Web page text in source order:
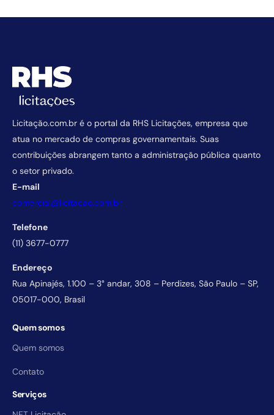
Licitação.com.br é o portal da RHS Licitações, empresa que
atua no mercado de compras governamentais. Suas
contribuições abrangem tanto a administração pública quanto
o setor privado.
E-mail
comercial@licitacao.com.br
Telefone
(11) 3677-0777
Endereço
Rua Apinajés, 1.100 – 3° andar, 308 – Perdizes, São Paulo – SP,
05017-000, Brasil
Quem somos
Quem somos
Contato
Serviços